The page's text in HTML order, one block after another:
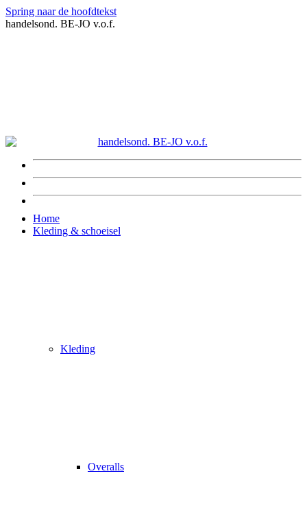
Spring naar de hoofdtekst
handelsond. BE-JO v.o.f.
Home
Kleding & schoeisel
Kleding
Overalls